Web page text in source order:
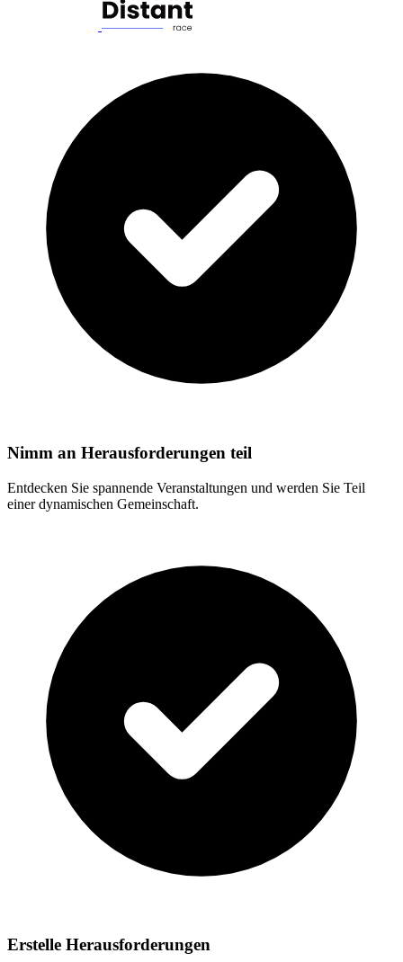
Nimm an Herausforderungen teil
Entdecken Sie spannende Veranstaltungen und werden Sie Teil
einer dynamischen Gemeinschaft.
Erstelle Herausforderungen